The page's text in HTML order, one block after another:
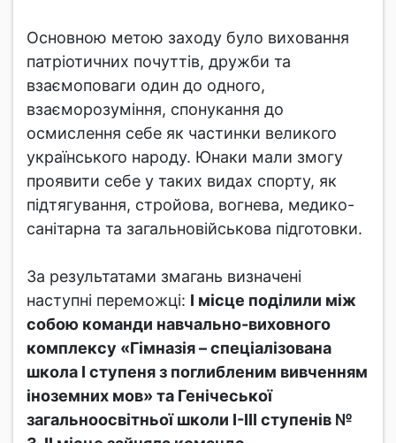
Основною метою заходу було виховання
патріотичних почуттів, дружби та
взаємоповаги один до одного,
взаєморозуміння, спонукання до
осмислення себе як частинки великого
українського народу. Юнаки мали змогу
проявити себе у таких видах спорту, як
підтягування, стройова, вогнева, медико-
санітарна та загальновійськова підготовки.
За результатами змагань визначені
наступні переможці: І місце поділили між
собою команди навчально-виховного
комплексу «Гімназія – спеціалізована
школа І ступеня з поглибленим вивченням
іноземних мов» та Генічеської
загальноосвітньої школи І-ІІІ ступенів №